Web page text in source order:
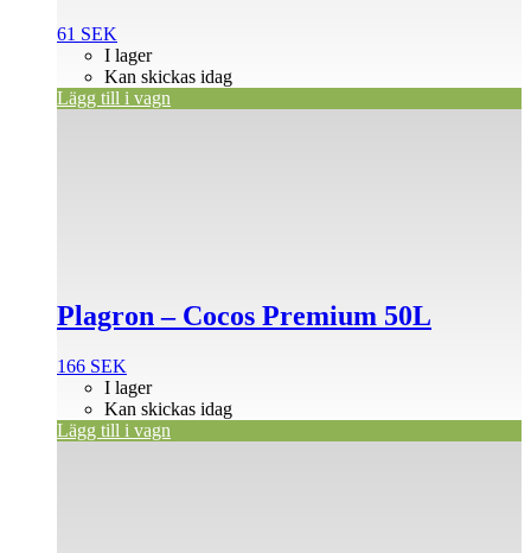
61 SEK
I lager
Kan skickas idag
Lägg till i vagn
Plagron – Cocos Premium 50L
166 SEK
I lager
Kan skickas idag
Lägg till i vagn